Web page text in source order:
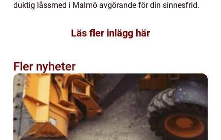
duktig låssmed i Malmö avgörande för din sinnesfrid.
Läs fler inlägg här
Fler nyheter